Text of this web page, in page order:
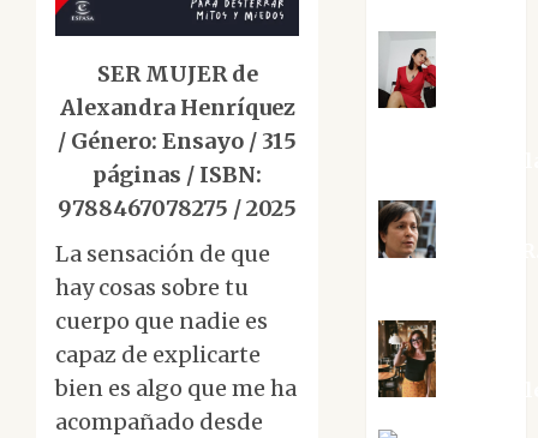
SER MUJER de
Alexandra Henríquez
/ Género: Ensayo / 315
páginas / ISBN:
9788467078275 / 2025
La sensación de que
hay cosas sobre tu
cuerpo que nadie es
capaz de explicarte
bien es algo que me ha
acompañado desde